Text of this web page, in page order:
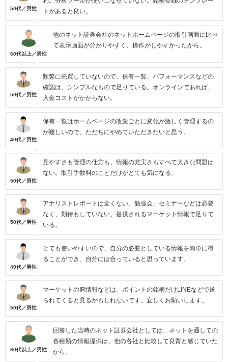
50代／男性
トがあると良い。
60代以上／男性
他のネット証券会社のネットホームページの取引画面に比べ
て表示画面が分かりやすく、操作がしやすかったから。
50代／男性
頻繁に売買していないので、保有一覧、パフォーマンスなどの
確認は、シンプルなもので足りている。オンラインであれば、
入金コストがかからない。
40代／男性
保有一覧はホームページの改変ごとに変化が激しく管理するの
が難しいので、ただちにやめていただきたいと思う。
50代／男性
見やすさも管理の仕方も、情報の充実さもすべて大きな問題は
ない。取引手数料のことだけがとても気になる。
50代／男性
アナリストレポートは全くない。勉強会、セミナーなどは必要
なく、期待もしていない。提供されるマーケット情報で足りて
いる。
40代／男性
とても使いやすいので、自分の必要としている情報を簡単に得
ることができ、自分には合っていると思っています。
50代／男性
マーケットのIR情報などは、ポイントの銘柄だけLINEなどで送
られてくると見るかもしれないです。宜しくお願いします。
60代以上／男性
回答した当時のネット証券会社としては、ネットを通しての
各種類の情報提供は、他の各社と比較して良質と感じていた
から。